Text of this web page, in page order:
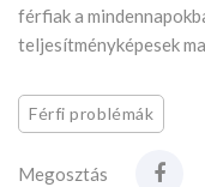
férfiak a
teljesítményképesek
Férfi problémák
Megosztás